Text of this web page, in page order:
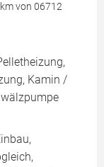
von 06712
Kamin /